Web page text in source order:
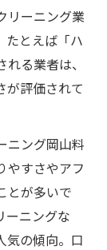
リーニング業
たとえば「ハ
る業者は、
が評価されて
ニング岡山料
やすさやアフ
とが多いで
ーニングな
気の傾向。口